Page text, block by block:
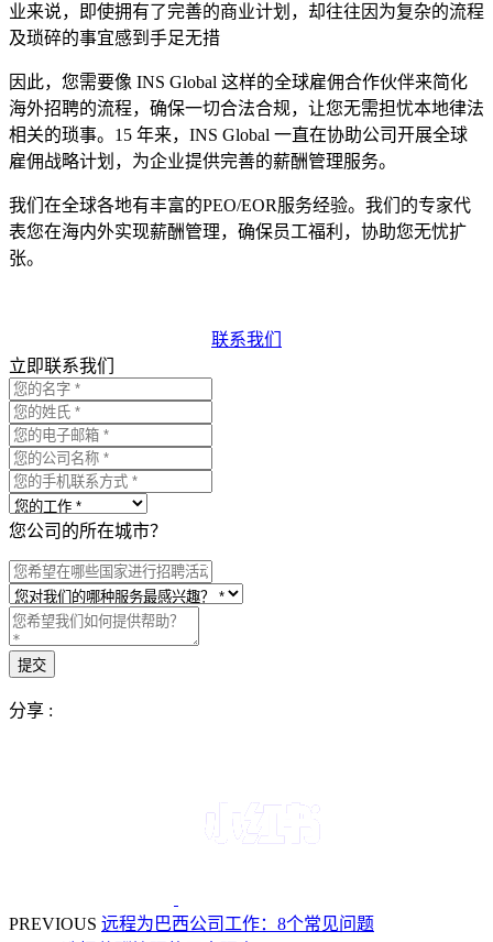
业来说，即使拥有了完善的商业计划，却往往因为复杂的流程
及琐碎的事宜感到手足无措
因此，您需要像 INS Global 这样的全球雇佣合作伙伴来简化
海外招聘的流程，确保一切合法合规，让您无需担忧本地律法
相关的琐事。15 年来，INS Global 一直在协助公司开展全球
雇佣战略计划，为企业提供完善的薪酬管理服务。
我们在全球各地有丰富的PEO/EOR服务经验。我们的专家代
表您在海内外实现薪酬管理，确保员工福利，协助您无忧扩
张。
联系我们
立即联系我们
您公司的所在城市？
分享 :
PREVIOUS 远程为巴西公司工作：8个常见问题